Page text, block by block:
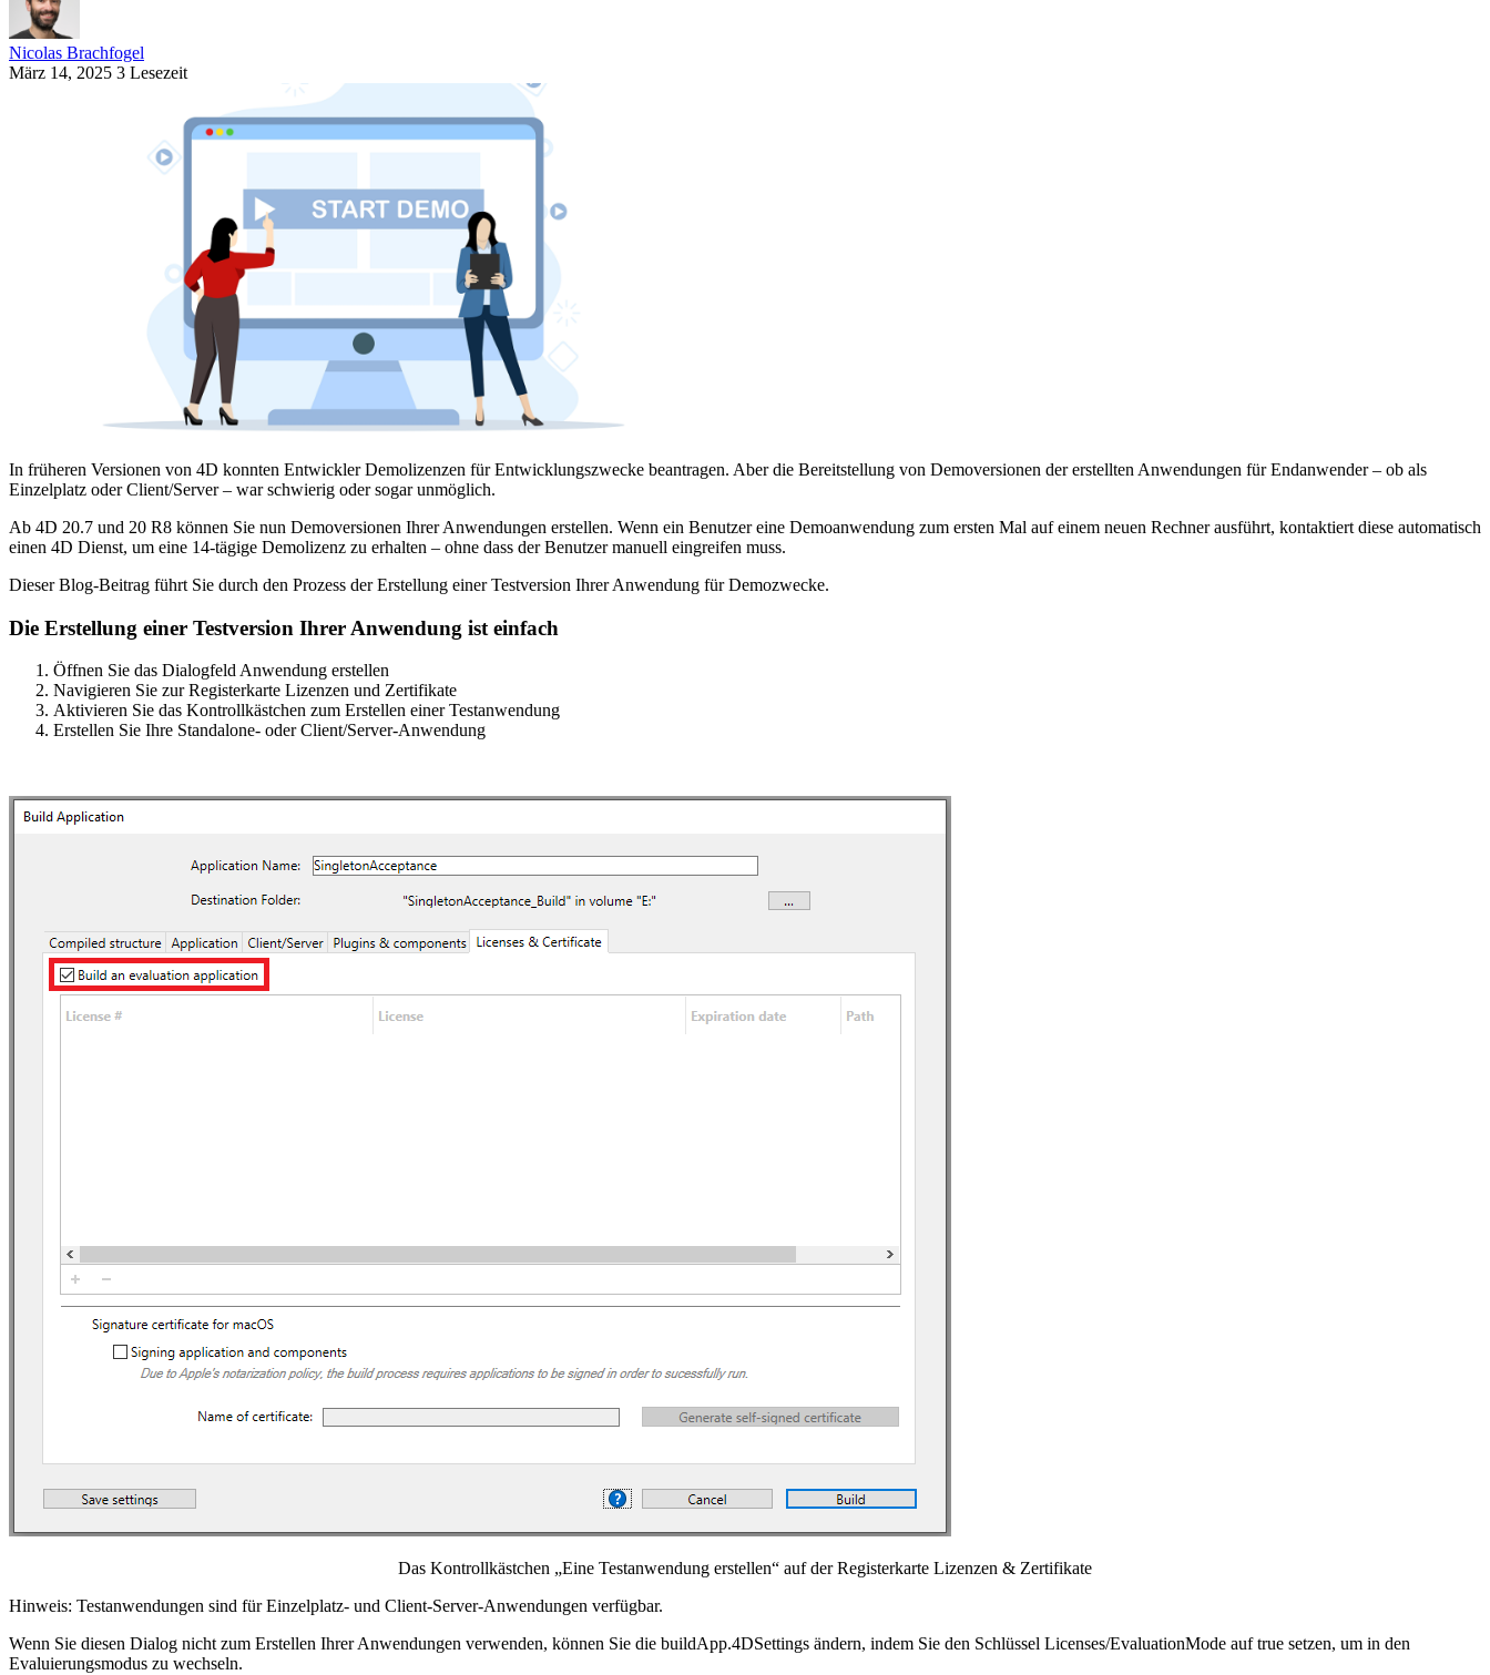
Nicolas Brachfogel
März 14, 2025 3 Lesezeit
In früheren Versionen von 4D konnten Entwickler Demolizenzen für Entwicklungszwecke beantragen. Aber die Bereitstellung von Demoversionen der erstellten Anwendungen für Endanwender – ob als
Einzelplatz oder Client/Server – war schwierig oder sogar unmöglich.
Ab 4D 20.7 und 20 R8 können Sie nun Demoversionen Ihrer Anwendungen erstellen. Wenn ein Benutzer eine Demoanwendung zum ersten Mal auf einem neuen Rechner ausführt, kontaktiert diese automatisch
einen 4D Dienst, um eine 14-tägige Demolizenz zu erhalten – ohne dass der Benutzer manuell eingreifen muss.
Dieser Blog-Beitrag führt Sie durch den Prozess der Erstellung einer Testversion Ihrer Anwendung für Demozwecke.
Die Erstellung einer Testversion Ihrer Anwendung ist einfach
Öffnen Sie das Dialogfeld Anwendung erstellen
Navigieren Sie zur Registerkarte Lizenzen und Zertifikate
Aktivieren Sie das Kontrollkästchen zum Erstellen einer Testanwendung
Erstellen Sie Ihre Standalone- oder Client/Server-Anwendung
Das Kontrollkästchen „Eine Testanwendung erstellen“ auf der Registerkarte Lizenzen & Zertifikate
Hinweis: Testanwendungen sind für Einzelplatz- und Client-Server-Anwendungen verfügbar.
Wenn Sie diesen Dialog nicht zum Erstellen Ihrer Anwendungen verwenden, können Sie die buildApp.4DSettings ändern, indem Sie den Schlüssel Licenses/EvaluationMode auf true setzen, um in den
Evaluierungsmodus zu wechseln.